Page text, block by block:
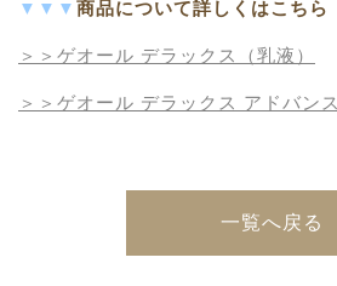
▼▼▼ 商品について詳しくはこちら
＞＞ゲオール デラックス （乳液）
＞＞ゲオール デラックス アドバンス
一覧へ戻る